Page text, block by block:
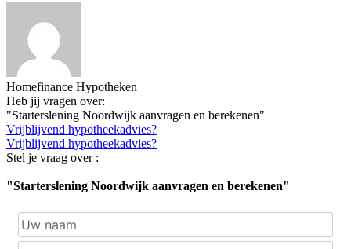
Homefinance Hypotheken
Heb jij vragen over:
"Starterslening Noordwijk aanvragen en berekenen"
Vrijblijvend hypotheekadvies?
Vrijblijvend hypotheekadvies?
Stel je vraag over :
"Starterslening Noordwijk aanvragen en berekenen"